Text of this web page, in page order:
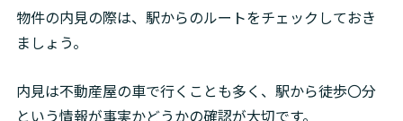
物件の内見の際は、駅からのルートをチェックしておき
ましょう。
内見は不動産屋の車で行くことも多く、駅から徒歩〇分
という情報が事実かどうかの確認が大切です。